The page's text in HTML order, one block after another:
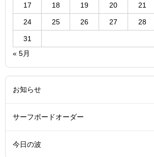
17 18 19 20 21
24 25 26 27 28
31
« 5月
お知らせ
サーフボードオーダー
今日の波